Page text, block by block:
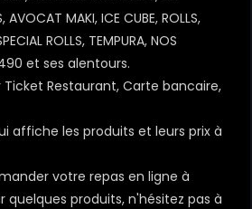
AVOCAT MAKI, ICE CUBE, ROLLS,
ROLLS, TEMPURA, NOS
et ses alentours.
Restaurant, Carte bancaire,
affiche les produits et leurs prix à
votre repas en ligne à
produits, n'hésitez pas à